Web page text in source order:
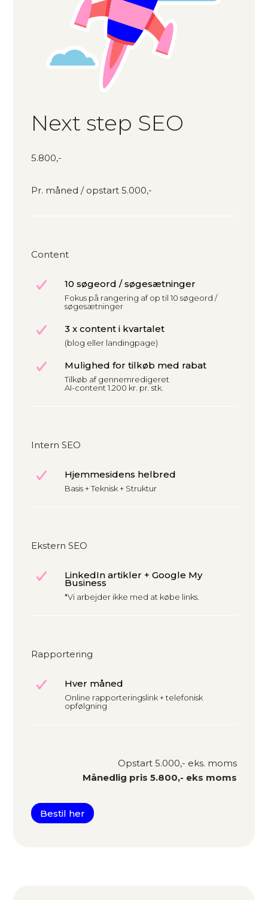
Next step SEO
5.800,-
Pr. måned / opstart 5.000,-
Content
10 søgeord / søgesætninger
Fokus på rangering af op til 10 søgeord /
søgesætninger
3 x content i kvartalet
(blog eller landingpage)
Mulighed for tilkøb med rabat
Tilkøb af gennemredigeret
AI-content 1.200 kr. pr. stk.
Intern SEO
Hjemmesidens helbred
Basis + Teknisk + Struktur
Ekstern SEO
LinkedIn artikler + Google My
Business
*Vi arbejder ikke med at købe links.
Rapportering
Hver måned
Online rapporteringslink + telefonisk
opfølgning
Opstart 5.000,- eks. moms
Månedlig pris 5.800,- eks moms
Bestil her